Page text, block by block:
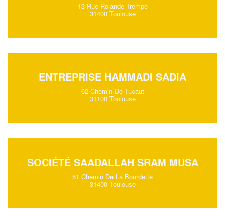
13 Rue Rolande Trempe
31400 Toulouse
ENTREPRISE HAMMADI SADIA
62 Chemin De Tucaut
31100 Toulouse
SOCIÉTÉ SAADALLAH SRAM MUSA
51 Chemin De La Bourdette
31400 Toulouse